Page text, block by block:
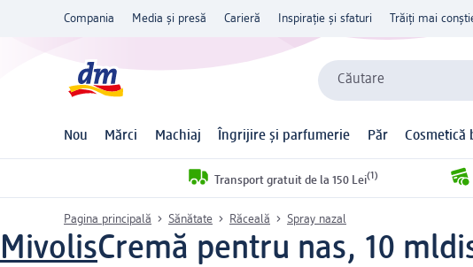
Compania Media și presă Carieră Inspirație și sfaturi Trăiți mai
Căutare
Nou Mărci Machiaj Îngrijire și parfumerie Păr Cosmetică
Transport gratuit de la 150 Lei(1)
Pagina principală Sănătate Răceală Spray nazal
MivolisCremă pentru nas, 10 ml